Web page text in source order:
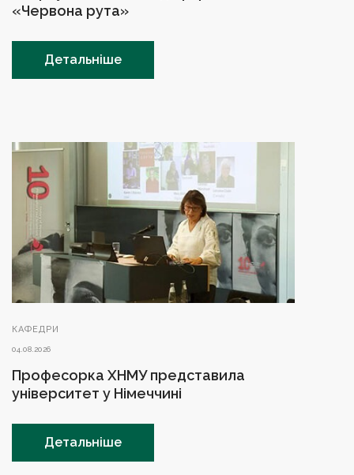
«Червона рута»
Детальніше
КАФЕДРИ
04.08.2026
Професорка ХНМУ представила
університет у Німеччині
Детальніше